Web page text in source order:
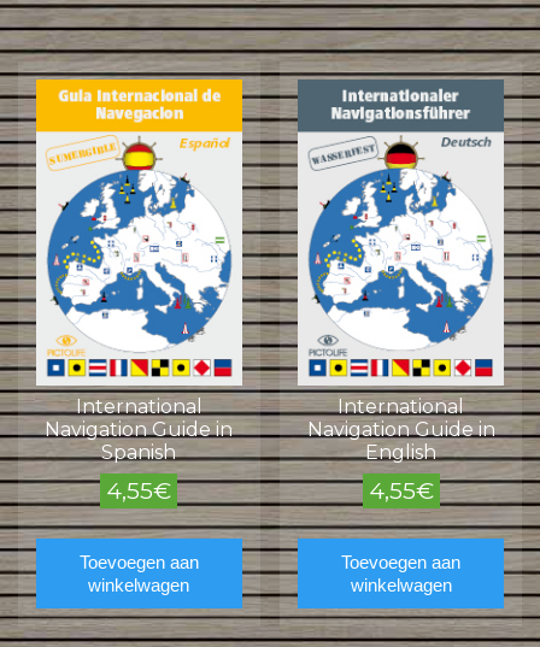
International
Navigation Guide in
Spanish
4,55€
Toevoegen aan
winkelwagen
International
Navigation Guide in
English
4,55€
Toevoegen aan
winkelwagen